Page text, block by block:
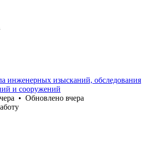
инженерных изысканий, обследования
и сооружений
• Обновлено вчера